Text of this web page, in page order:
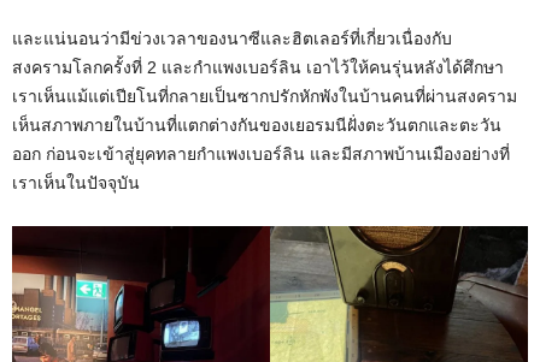
และแน่นอนว่ามีข่วงเวลาของนาซีและฮิตเลอร์ที่เกี่ยวเนื่องกับ
สงครามโลกครั้งที่ 2 และกำแพงเบอร์ลิน เอาไว้ให้คนรุ่นหลังได้ศึกษา
เราเห็นแม้แต่เปียโนที่กลายเป็นซากปรักหักพังในบ้านคนที่ผ่านสงคราม
เห็นสภาพภายในบ้านที่แตกต่างกันของเยอรมนีฝั่งตะวันตกและตะวัน
ออก ก่อนจะเข้าสู่ยุคทลายกำแพงเบอร์ลิน และมีสภาพบ้านเมืองอย่างที่
เราเห็นในปัจจุบัน